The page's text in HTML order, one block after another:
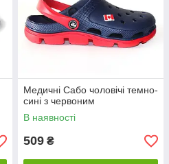
Медичні Сабо чоловічі темно-
сині з червоним
В наявності
509 ₴